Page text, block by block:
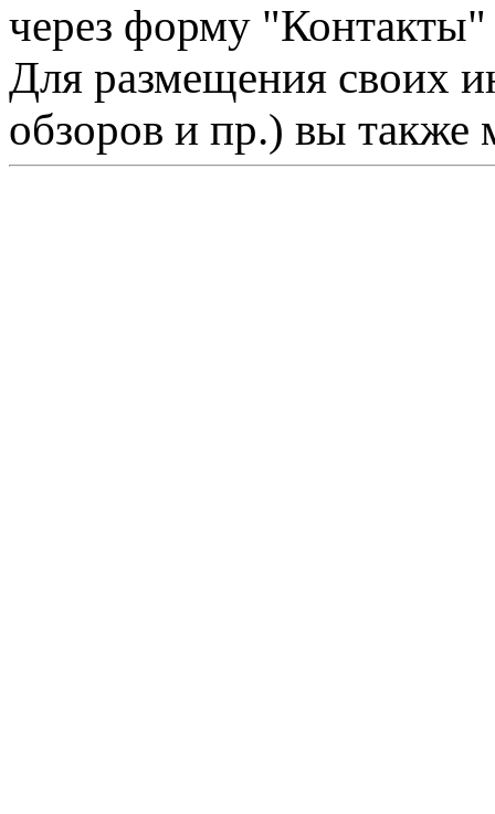
через форму "Контакты"
Для размещения своих
обзоров и пр.) вы также